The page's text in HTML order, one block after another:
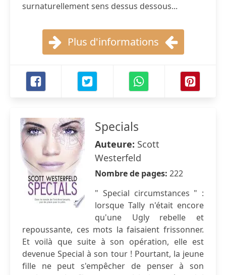
surnaturellement sens dessus dessous...
Plus d'informations
Specials
Auteure: Scott
Westerfeld
Nombre de pages: 222
" Special circumstances " :
lorsque Tally n'était encore
qu'une Ugly rebelle et
repoussante, ces mots la faisaient frissonner.
Et voilà que suite à son opération, elle est
devenue Special à son tour ! Pourtant, la jeune
fille ne peut s'empêcher de penser à son